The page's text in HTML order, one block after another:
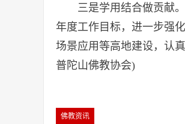
三是学用结合做贡献
年度工作目标，进一步强
场景应用等高地建设，认
普陀山佛教协会)
佛教资讯